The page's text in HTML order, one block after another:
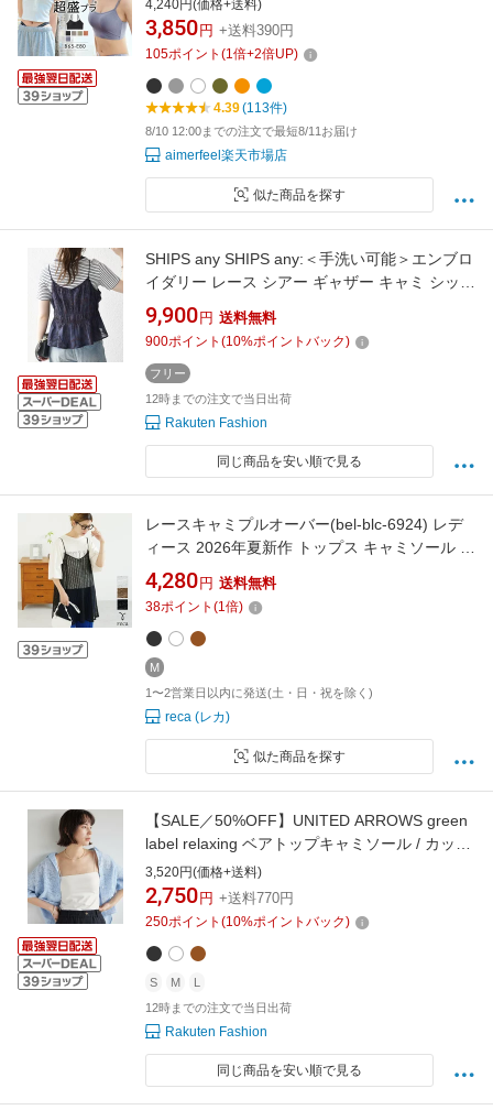
ラ 単品 ブラ ランジェリー 超盛りブラ ベアトッ
プ ショート丈 チューブトップ かわいい下着 カ
4,240円(価格+送料)
3,850 円 +送料390円
105ポイント (1倍+2倍UP)
4.39(113件)
8/10 12:00までの注文で最短8/11お届け
aimerfeel楽天市場店
似た商品を探す
SHIPS any SHIPS any:＜手洗い可能＞エンブロ
イダリー レース シアー ギャザー キャミ シップ
ス トップス キャミソール ネイビー ブラウン
【送料無料】
9,900 円 送料無料
900ポイント (10%ポイントバック)
フリー
12時までの注文で当日出荷
Rakuten Fashion
同じ商品を安い順で見る
レースキャミプルオーバー(bel-blc-6924) レデ
ィース 2026年夏新作 トップス キャミソール レ
イヤード 透かし編み カジュアル シンプル 楽ち
ん ゆったり 体型カバー 春 夏 秋 reca レカ メー
ル便発送10 k
4,280 円 送料無料
38ポイント (1倍)
M
1〜2営業日以内に発送(土・日・祝を除く)
reca (レカ)
似た商品を探す
【SALE／50%OFF】UNITED ARROWS green
label relaxing ベアトップキャミソール / カップ
インナー ユナイテッドアローズ グリーンレー
ベルリラクシング トップス キャミソール ブラ
ック ホワイト ブラウン
3,520円(価格+送料)
2,750 円 +送料770円
250ポイント (10%ポイントバック)
S M
L
12時までの注文で当日出荷
Rakuten Fashion
同じ商品を安い順で見る